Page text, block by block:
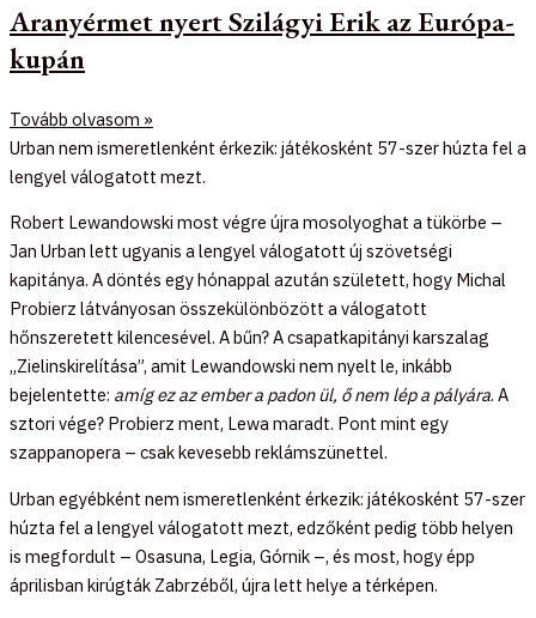
Aranyérmet nyert Szilágyi Erik az Európa-
kupán
Tovább olvasom »
Urban nem ismeretlenként érkezik: játékosként 57-szer húzta fel a
lengyel válogatott mezt.
Robert Lewandowski most végre újra mosolyoghat a tükörbe –
Jan Urban lett ugyanis a lengyel válogatott új szövetségi
kapitánya. A döntés egy hónappal azután született, hogy Michal
Probierz látványosan összekülönbözött a válogatott
hőnszeretett kilencesével. A bűn? A csapatkapitányi karszalag
„Zielinskirelítása”, amit Lewandowski nem nyelt le, inkább
bejelentette: amíg ez az ember a padon ül, ő nem lép a pályára. A
sztori vége? Probierz ment, Lewa maradt. Pont mint egy
szappanopera – csak kevesebb reklámszünettel.
Urban egyébként nem ismeretlenként érkezik: játékosként 57-szer
húzta fel a lengyel válogatott mezt, edzőként pedig több helyen
is megfordult – Osasuna, Legia, Górnik –, és most, hogy épp
áprilisban kirúgták Zabrzéből, újra lett helye a térképen.